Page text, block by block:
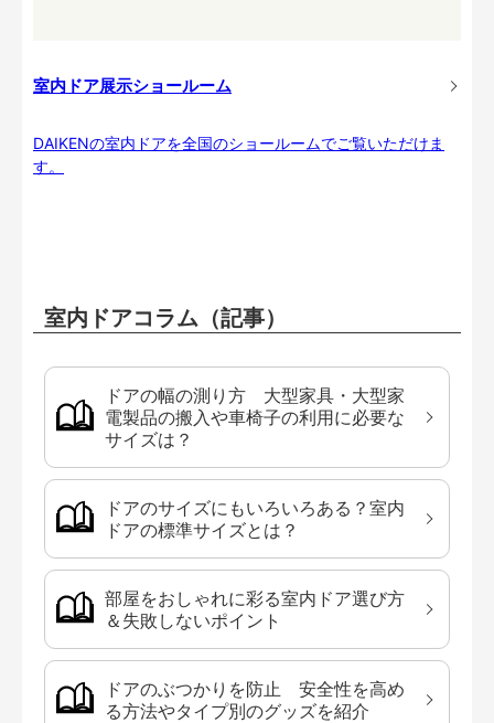
室内ドア展示ショールーム
DAIKENの室内ドアを全国のショールームでご覧いただけま
す。
室内ドアコラム（記事）
ドアの幅の測り方 大型家具・大型家
電製品の搬入や車椅子の利用に必要な
サイズは？
ドアのサイズにもいろいろある？室内
ドアの標準サイズとは？
部屋をおしゃれに彩る室内ドア選び方
＆失敗しないポイント
ドアのぶつかりを防止 安全性を高め
る方法やタイプ別のグッズを紹介